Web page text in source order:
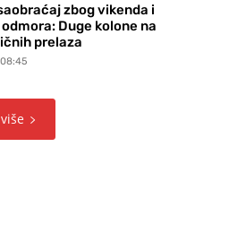
zbog vikenda i
Duge kolone na
prelaza